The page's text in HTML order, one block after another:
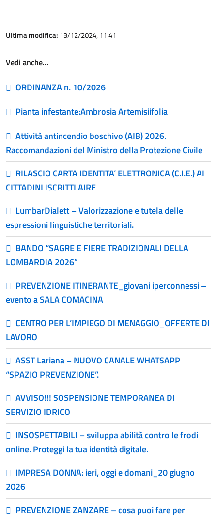
Ultima modifica: 13/12/2024, 11:41
Vedi anche…
ORDINANZA n. 10/2026
Pianta infestante:Ambrosia Artemisiifolia
Attività antincendio boschivo (AIB) 2026.
Raccomandazioni del Ministro della Protezione Civile
RILASCIO CARTA IDENTITA’ ELETTRONICA (C.I.E.) AI
CITTADINI ISCRITTI AIRE
LumbarDialett – Valorizzazione e tutela delle
espressioni linguistiche territoriali.
BANDO “SAGRE E FIERE TRADIZIONALI DELLA
LOMBARDIA 2026”
PREVENZIONE ITINERANTE_giovani iperconnessi –
evento a SALA COMACINA
CENTRO PER L’IMPIEGO DI MENAGGIO_OFFERTE DI
LAVORO
ASST Lariana – NUOVO CANALE WHATSAPP
“SPAZIO PREVENZIONE”.
AVVISO!!! SOSPENSIONE TEMPORANEA DI
SERVIZIO IDRICO
INSOSPETTABILI – sviluppa abilità contro le frodi
online. Proteggi la tua identità digitale.
IMPRESA DONNA: ieri, oggi e domani_20 giugno
2026
PREVENZIONE ZANZARE – cosa puoi fare per